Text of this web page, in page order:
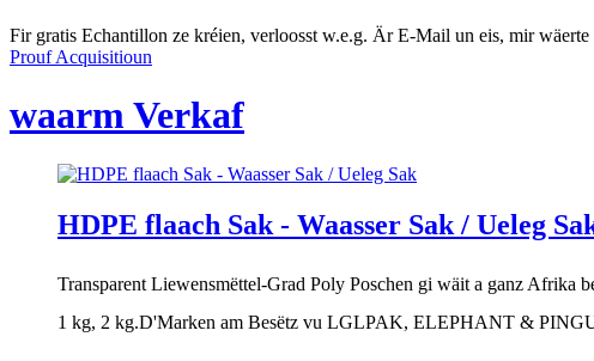
Fir gratis Echantillon ze kréien, verloosst w.e.g. Är E-Mail un eis, mir
Prouf Acquisitioun
waarm Verkaf
HDPE flaach Sak - Waasser Sak / Ueleg
Transparent Liewensmëttel-Grad Poly Poschen gi wäit a ganz Afrika
1 kg, 2 kg.D'Marken am Besëtz vu LGLPAK, ELEPHANT &